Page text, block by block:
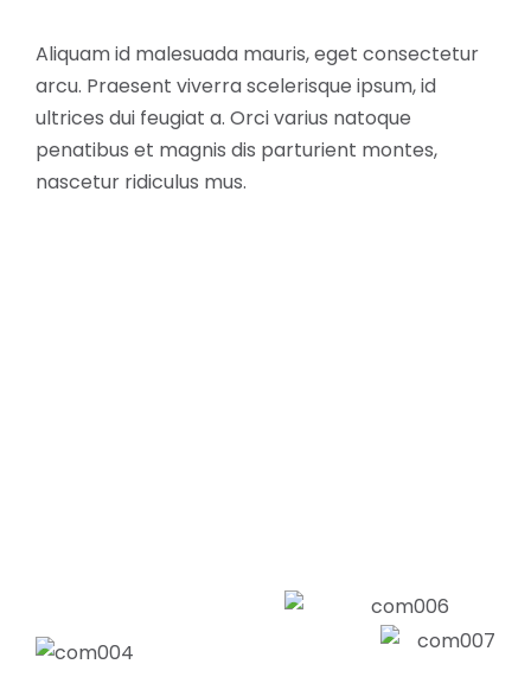
Aliquam id malesuada mauris, eget consectetur
arcu. Praesent viverra scelerisque ipsum, id
ultrices dui feugiat a. Orci varius natoque
penatibus et magnis dis parturient montes,
nascetur ridiculus mus.